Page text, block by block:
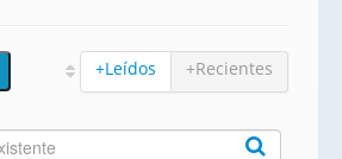
+Leídos +Recientes